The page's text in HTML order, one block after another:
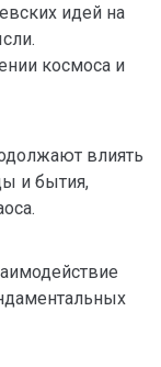
идей на
космоса и
влиять
и бытия,